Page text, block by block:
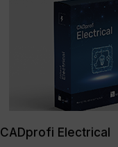
CADprofi Electrical